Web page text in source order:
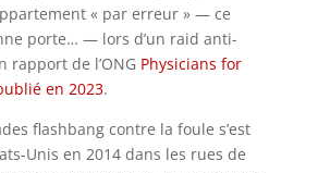
« par erreur » — ce
porte… — lors d’un raid anti-
rapport de l’ONG Physicians for
en 2023.
flashbang contre la foule s’est
Unis en 2014 dans les rues de